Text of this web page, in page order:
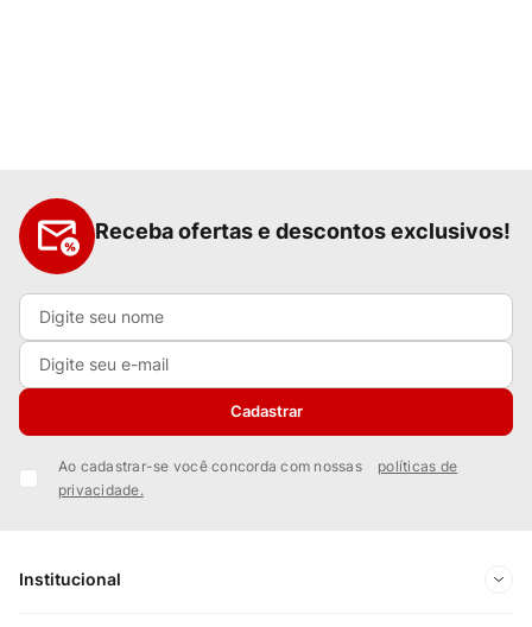
Receba ofertas e descontos exclusivos!
Cadastrar
Ao cadastrar-se você concorda com nossas
políticas de
privacidade.
Institucional